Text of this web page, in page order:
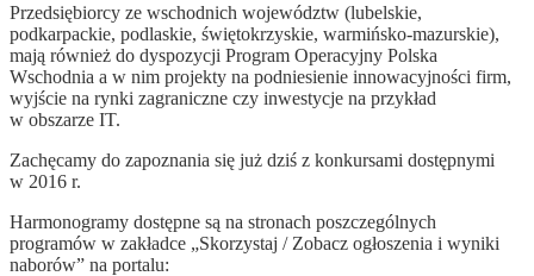
Przedsiębiorcy ze wschodnich województw (lubelskie,
podkarpackie, podlaskie, świętokrzyskie, warmińsko-mazurskie),
mają również do dyspozycji Program Operacyjny Polska
Wschodnia a w nim projekty na podniesienie innowacyjności firm,
wyjście na rynki zagraniczne czy inwestycje na przykład
w obszarze IT.
Zachęcamy do zapoznania się już dziś z konkursami dostępnymi
w 2016 r.
Harmonogramy dostępne są na stronach poszczególnych
programów w zakładce „Skorzystaj / Zobacz ogłoszenia i wyniki
naborów” na portalu: